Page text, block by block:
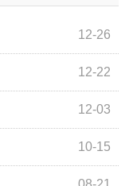
12-26
12-22
12-03
10-15